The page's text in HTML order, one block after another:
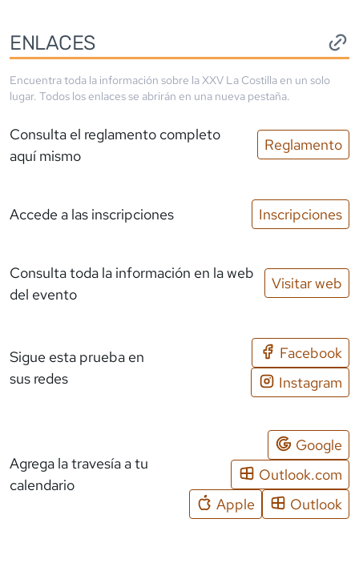
ENLACES
Encuentra toda la información sobre laXXV La Costilla en un solo
lugar. Todos los enlaces se abrirán en una nueva pestaña.
Consulta el reglamento completo
aquí mismo
Reglamento
Accede a las inscripciones Inscripciones
Consulta toda la información en la web
del evento
Visitar web
Sigue esta prueba en
sus redes
Facebook
Instagram
Agrega la travesía a tu
calendario
Google
Outlook.com
Apple
Outlook